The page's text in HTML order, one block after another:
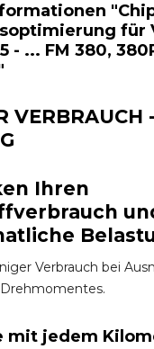
für
- ... FM 380,
VERBRAUCH
Ihren
Verbrauch bei
mit jedem